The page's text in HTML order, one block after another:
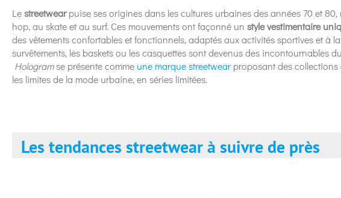
Lestreetwearpuise ses origines dans les cultures urbaines des années 70 et
hop, au skate et au surf. Ces mouvements ont façonné un style vestimentaire
des vêtements confortables et fonctionnels, adaptés aux activités sportives et à
survêtements, les baskets ou les casquettes sont devenus des incontournables du
Hologramse présente comme une marque streetwearproposant des
les limites de la mode urbaine, en séries limitées.
Les tendances streetwear à suivre de près